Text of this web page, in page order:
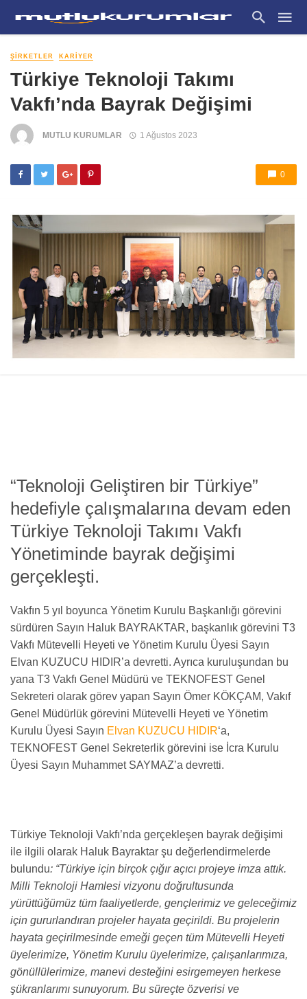
ŞIRKETLER KARIYER
Türkiye Teknoloji Takımı
Vakfı’nda Bayrak Değişimi
MUTLU KURUMLAR 1 Ağustos 2023
0
“Teknoloji Geliştiren bir Türkiye”
hedefiyle çalışmalarına devam eden
Türkiye Teknoloji Takımı Vakfı
Yönetiminde bayrak değişimi
gerçekleşti.
Vakfın 5 yıl boyunca Yönetim Kurulu Başkanlığı görevini
sürdüren Sayın Haluk BAYRAKTAR, başkanlık görevini T3
Vakfı Mütevelli Heyeti ve Yönetim Kurulu Üyesi Sayın
Elvan KUZUCU HIDIR’a devretti. Ayrıca kuruluşundan bu
yana T3 Vakfı Genel Müdürü ve TEKNOFEST Genel
Sekreteri olarak görev yapan Sayın Ömer KÖKÇAM, Vakıf
Genel Müdürlük görevini Mütevelli Heyeti ve Yönetim
Kurulu Üyesi Sayın Elvan KUZUCU HIDIR‘a,
TEKNOFEST Genel Sekreterlik görevini ise İcra Kurulu
Üyesi Sayın Muhammet SAYMAZ’a devretti.
Türkiye Teknoloji Vakfı’nda gerçekleşen bayrak değişimi
ile ilgili olarak Haluk Bayraktar şu değerlendirmelerde
bulundu: “Türkiye için birçok çığır açıcı projeye imza attık.
Milli Teknoloji Hamlesi vizyonu doğrultusunda
yürüttüğümüz tüm faaliyetlerde, gençlerimiz ve geleceğimiz
için gururlandıran projeler hayata geçirildi. Bu projelerin
hayata geçirilmesinde emeği geçen tüm Mütevelli Heyeti
üyelerimize, Yönetim Kurulu üyelerimize, çalışanlarımıza,
gönüllülerimize, manevi desteğini esirgemeyen herkese
şükranlarımı sunuyorum. Bu süreçte özverisi ve